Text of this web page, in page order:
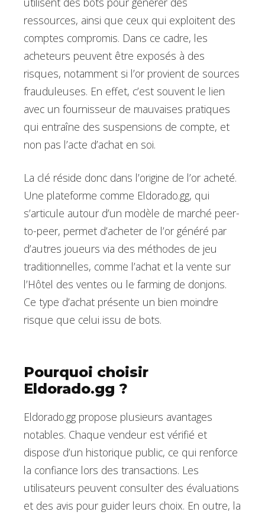
ressources, ainsi que ceux qui exploitent des
comptes compromis. Dans ce cadre, les
acheteurs peuvent être exposés à des
risques, notamment si l’or provient de sources
frauduleuses. En effet, c’est souvent le lien
avec un fournisseur de mauvaises pratiques
qui entraîne des suspensions de compte, et
non pas l’acte d’achat en soi.
La clé réside donc dans l’origine de l’or acheté.
Une plateforme comme Eldorado.gg, qui
s’articule autour d’un modèle de marché peer-
to-peer, permet d’acheter de l’or généré par
d’autres joueurs via des méthodes de jeu
traditionnelles, comme l’achat et la vente sur
l’Hôtel des ventes ou le farming de donjons.
Ce type d’achat présente un bien moindre
risque que celui issu de bots.
Pourquoi choisir
Eldorado.gg ?
Eldorado.gg propose plusieurs avantages
notables. Chaque vendeur est vérifié et
dispose d’un historique public, ce qui renforce
la confiance lors des transactions. Les
utilisateurs peuvent consulter des évaluations
et des avis pour guider leurs choix. En outre, la